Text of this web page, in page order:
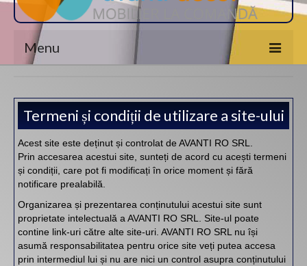
Menu
DESPRE NOI
MOBILĂ LA COMANDĂ
ATELIER
CONTACT
Termeni și condiții de utilizare a site-ului
Acest site este deținut și controlat de AVANTI RO SRL.
Prin accesarea acestui site, sunteți de acord cu acești termeni
și condiții, care pot fi modificați în orice moment și fără
notificare prealabilă.
Organizarea și prezentarea conținutului acestui site sunt
proprietate intelectuală a AVANTI RO SRL. Site-ul poate
contine link-uri către alte site-uri. AVANTI RO SRL nu își
asumă responsabilitatea pentru orice site veți putea accesa
prin intermediul lui și nu are nici un control asupra conținutului